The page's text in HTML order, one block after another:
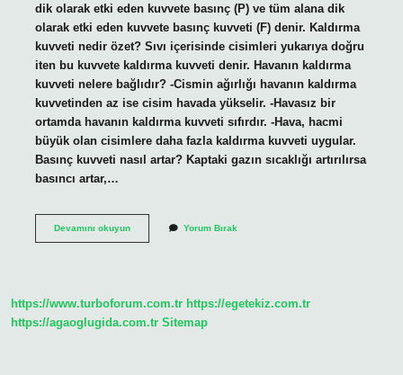
dik olarak etki eden kuvvete basınç (P) ve tüm alana dik
olarak etki eden kuvvete basınç kuvveti (F) denir. Kaldırma
kuvveti nedir özet? Sıvı içerisinde cisimleri yukarıya doğru
iten bu kuvvete kaldırma kuvveti denir. Havanın kaldırma
kuvveti nelere bağlıdır? -Cismin ağırlığı havanın kaldırma
kuvvetinden az ise cisim havada yükselir. -Havasız bir
ortamda havanın kaldırma kuvveti sıfırdır. -Hava, hacmi
büyük olan cisimlere daha fazla kaldırma kuvveti uygular.
Basınç kuvveti nasıl artar? Kaptaki gazın sıcaklığı artırılırsa
basıncı artar,…
Devamını okuyunBasınç
Yorum Bırak
https://www.turboforum.com.tr https://egetekiz.com.tr
https://agaoglugida.com.tr Sitemap